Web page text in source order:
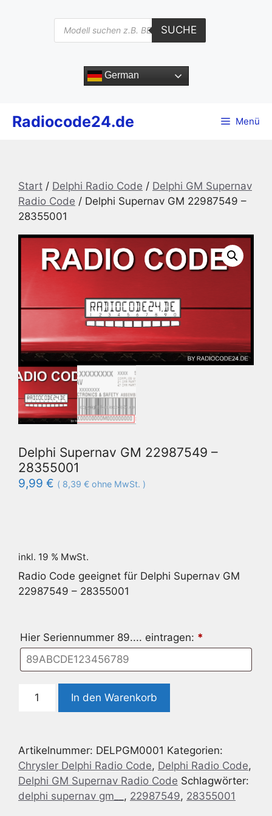
Products
search
SUCHE
German
Radiocode24.de Menü
Start / Delphi Radio Code / Delphi GM Supernav
Radio Code / Delphi Supernav GM 22987549 –
28355001
Delphi Supernav GM 22987549 –
28355001
9,99 € ( 8,39 € ohne MwSt. )
inkl. 19 % MwSt.
Radio Code geeignet für Delphi Supernav GM
22987549 – 28355001
Hier Seriennummer 89.... eintragen: *
Supernav
-
28355001
Menge
In den Warenkorb
Artikelnummer: DELPGM0001 Kategorien:
Chrysler Delphi Radio Code, Delphi Radio Code,
Delphi GM Supernav Radio Code Schlagwörter:
delphi supernav gm__ , 22987549, 28355001